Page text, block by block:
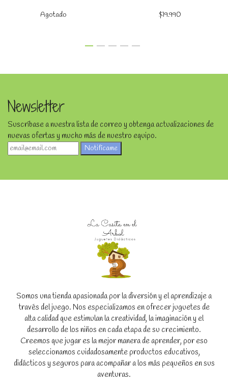
Agotado $19.990
Newsletter
Suscríbase a nuestra lista de correo y obtenga actualizaciones de
nuevas ofertas y mucho más de nuestro equipo.
Notifícame
Somos una tienda apasionada por la diversión y el aprendizaje a
través del juego. Nos especializamos en ofrecer juguetes de
alta calidad que estimulan la creatividad, la imaginación y el
desarrollo de los niños en cada etapa de su crecimiento.
Creemos que jugar es la mejor manera de aprender, por eso
seleccionamos cuidadosamente productos educativos,
didácticos y seguros para acompañar a los más pequeños en sus
aventuras.